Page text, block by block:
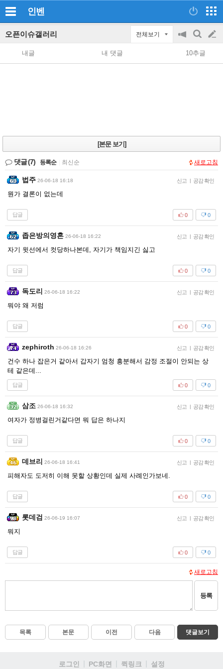
인벤
오픈이슈갤러리 전체보기
공
지
on/off
검
색
글
쓰
내글 내 댓글 10추글
[본문 보기]
댓글(7) 등록순 최신순 새로고침
법주 26-06-18 16:18 신고 | 공감 확인
뭔가 결론이 없는데
답글 0
0
좁은방의영혼 26-06-18 16:22 신고 | 공감 확인
자기 윗선에서 컷당하나본데, 자기가 책임지긴 싫고
답글 0
0
독도리 26-06-18 16:22 신고 | 공감 확인
뭐야 왜 저럼
답글 0
0
zephiroth 26-06-18 16:26 신고 | 공감 확인
건수 하나 잡은거 같아서 갑자기 엄청 흥분해서 감정 조절이 안되는 상
테 같은데...
답글 0
0
삼조 26-06-18 16:32 신고 | 공감 확인
여자가 정병걸린거같다면 뭐 답은 하나지
답글 0
0
데브리 26-06-18 16:41 신고 | 공감 확인
피해자도 도저히 이해 못할 상황인데 실제 사례인가보네.
답글 0
0
롯데검 26-06-19 16:07 신고 | 공감 확인
뭐지
답글 0
0
새로고침
등록
목록 본문 이전 다음 댓글보기
로그인 PC화면 퀵링크 설정